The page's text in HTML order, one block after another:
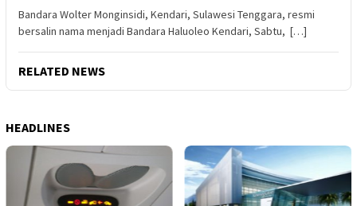
Bandara Wolter Monginsidi, Kendari, Sulawesi Tenggara, resmi
bersalin nama menjadi Bandara Haluoleo Kendari, Sabtu, […]
RELATED NEWS
HEADLINES